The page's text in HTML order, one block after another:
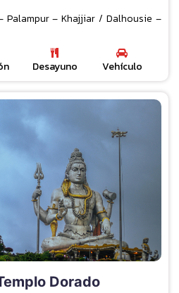
Palampur – Khajjiar / Dalhousie –
Desayuno Vehículo
Dorado